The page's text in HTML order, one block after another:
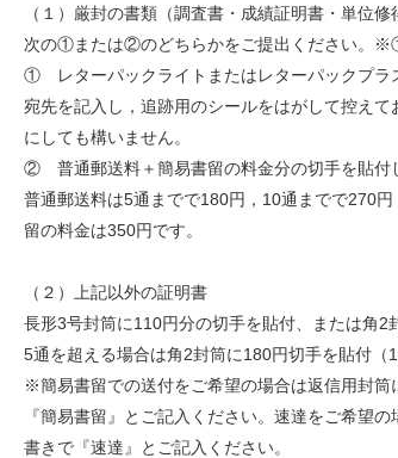
（１）厳封の書類（調査書・成績証明書・単位修
次の①または②のどちらかをご提出ください。
① レターパックライトまたはレターパックプラ
宛先を記入し，追跡用のシールをはがして控え
にしても構いません。
② 普通郵送料＋簡易書留の料金分の切手を貼付
普通郵送料は5通までで180円，10通までで270
留の料金は350円です。
（２）上記以外の証明書
長形3号封筒に110円分の切手を貼付、または角2
5通を超える場合は角2封筒に180円切手を貼付（
※簡易書留での送付をご希望の場合は返信用封
『簡易書留』とご記入ください。速達をご希望
書きで『速達』とご記入ください。